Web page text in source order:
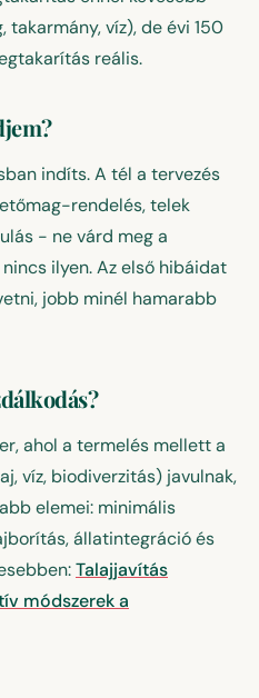
takarmány, víz), de évi 150
reális.
indíts. A tél a tervezés
rendelés, telek
- ne várd meg a
ilyen. Az első hibáidat
jobb minél hamarabb
ahol a termelés mellett a
víz, biodiverzitás) javulnak,
elemei: minimális
állatintegráció és
Talajjavítás
módszerek a